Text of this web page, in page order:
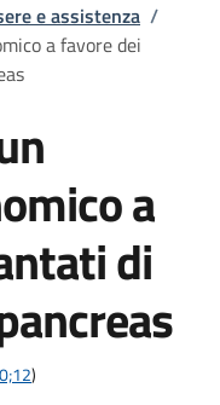
e assistenza /
a favore dei
a
di
)